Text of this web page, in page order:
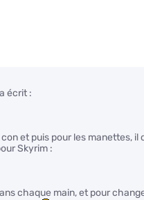
écrit :
con et puis pour les manettes, il
Skyrim :
chaque main, et pour